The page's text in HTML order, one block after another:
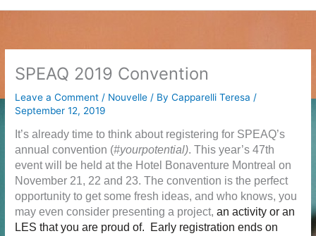
SPEAQ 2019 Convention
Leave a Comment / Nouvelle / ByCapparelli Teresa /
September 12, 2019
It’s already time to think about registering for SPEAQ’s
annual convention (#yourpotential). This year’s 47th
event will be held at the Hotel Bonaventure Montreal on
November 21, 22 and 23. The convention is the perfect
opportunity to get some fresh ideas, and who knows, you
may even consider presenting a project,an activity or an
LES that you are proud of. Early registration ends on